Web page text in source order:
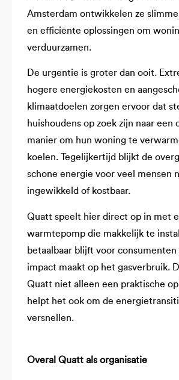
Amsterdam ontwikkelen ze
en efficiënte oplossingen om
verduurzamen.
De urgentie is groter dan ooit.
hogere energiekosten en
klimaatdoelen zorgen ervoor dat
huishoudens op zoek zijn naar een
manier om hun woning te
koelen. Tegelijkertijd blijkt de
schone energie voor veel mensen
ingewikkeld of kostbaar.
Quatt speelt hier direct op in met
warmtepomp die makkelijk te
betaalbaar blijft voor
impact maakt op het gasverbruik.
Quatt niet alleen een praktische
helpt het ook om de
versnellen.
Overal Quatt als organisatie